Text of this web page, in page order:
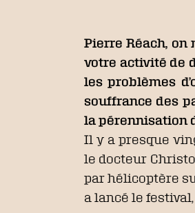
Pierre Réach,
votre activité de
les problèmes
souffrance des
la pérennisation
Il y a presque
le docteur
par hélicoptère
a lancé le